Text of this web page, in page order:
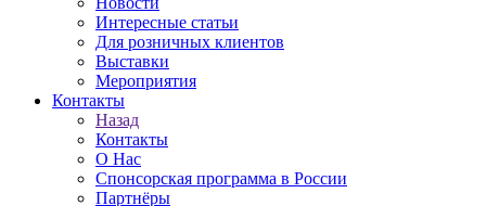
Интересные статьи
Для розничных клиентов
Выставки
Мероприятия
Контакты
Назад
Контакты
О Нас
Спонсорская программа в России
Партнёры